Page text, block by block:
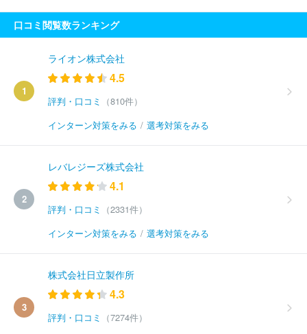
口コミ閲覧数ランキング
1
ライオン株式会社
4.5
評判・口コミ
（810件）
インターン対策をみる / 選考対策をみる
2
レバレジーズ株式会社
4.1
評判・口コミ
（2331件）
インターン対策をみる / 選考対策をみる
3
株式会社日立製作所
4.3
評判・口コミ
（7274件）